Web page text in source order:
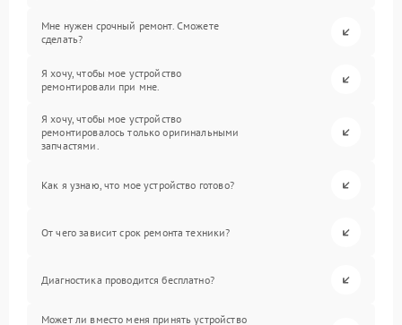
Мне нужен срочный ремонт. Сможете
сделать?
Я хочу, чтобы мое устройство
ремонтировали при мне.
Я хочу, чтобы мое устройство
ремонтировалось только оригинальными
запчастями.
Как я узнаю, что мое устройство готово?
От чего зависит срок ремонта техники?
Диагностика проводится бесплатно?
Может ли вместо меня принять устройство